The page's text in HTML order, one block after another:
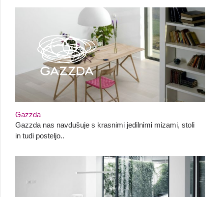
Gazzda
Gazzda nas navdušuje s krasnimi jedilnimi mizami, stoli
in tudi posteljo..